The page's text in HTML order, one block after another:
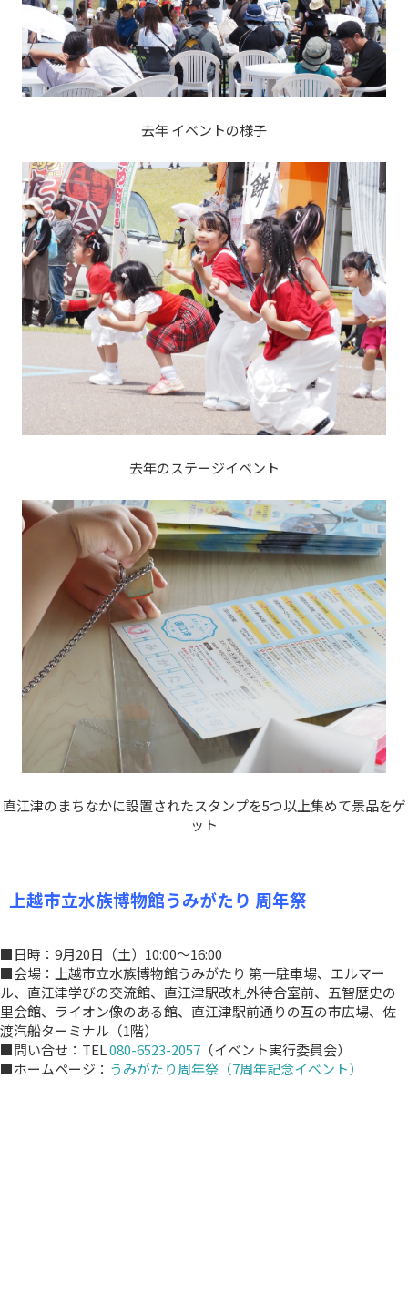
去年 イベントの様子
去年のステージイベント
直江津のまちなかに設置されたスタンプを5つ以上集めて景品をゲ
ット
上越市立水族博物館うみがたり 周年祭
■日時：9月20日（土）10:00～16:00
■会場：上越市立水族博物館うみがたり 第一駐車場、エルマー
ル、直江津学びの交流館、直江津駅改札外待合室前、五智歴史の
里会館、ライオン像のある館、直江津駅前通りの互の市広場、佐
渡汽船ターミナル（1階）
■問い合せ：TEL080-6523-2057 （イベント実行委員会）
■ホームページ： うみがたり周年祭（7周年記念イベント）